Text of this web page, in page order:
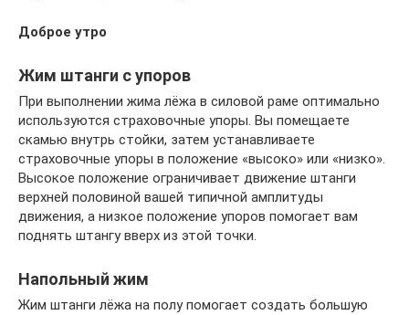
Доброе утро
Жим штанги с упоров
При выполнении жима лёжа в силовой раме оптимально
используются страховочные упоры. Вы помещаете
скамью внутрь стойки, затем устанавливаете
страховочные упоры в положение «высоко» или «низко».
Высокое положение ограничивает движение штанги
верхней половиной вашей типичной амплитуды
движения, а низкое положение упоров помогает вам
поднять штангу вверх из этой точки.
Напольный жим
Жим штанги лёжа на полу помогает создать большую